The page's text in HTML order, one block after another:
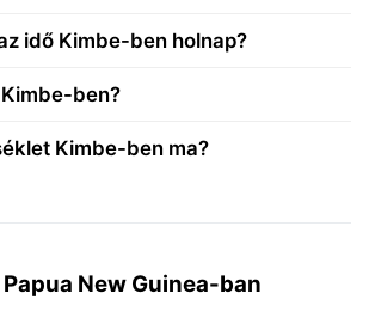
idő Kimbe-ben holnap?
ben?
Kimbe-ben ma?
New Guinea-ban